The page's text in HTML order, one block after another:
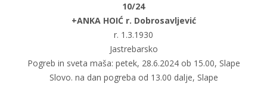
10/24
+ANKA HOIĆ r. Dobrosavljević
r. 1.3.1930
Jastrebarsko
Pogreb in sveta maša: petek, 28.6.2024 ob 15.00, Slape
Slovo. na dan pogreba od 13.00 dalje, Slape